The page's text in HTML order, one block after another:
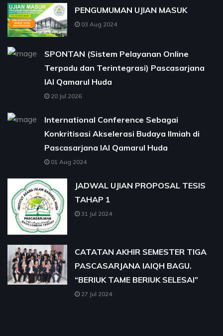
PENGUMUMAN UJIAN MASUK
03 Aug 2024
SPONTAN (Sistem Pelayanan Online
Terpadu dan Terintegrasi) Pascasarjana
IAI Qamarul Huda
20 Jul 2026
International Conference Sebagai
Konkritisasi Akselerasi Budaya Ilmiah di
Pascasarjana IAI Qamarul Huda
01 Aug 2024
JADWAL UJIAN PROPOSAL TESIS
TAHAP 1
31 Jul 2024
CATATAN AKHIR SEMESTER TIGA
PASCASARJANA IAIQH BAGU.
“BERIUK TAME BERIUK SELESAI”
27 Jul 2024